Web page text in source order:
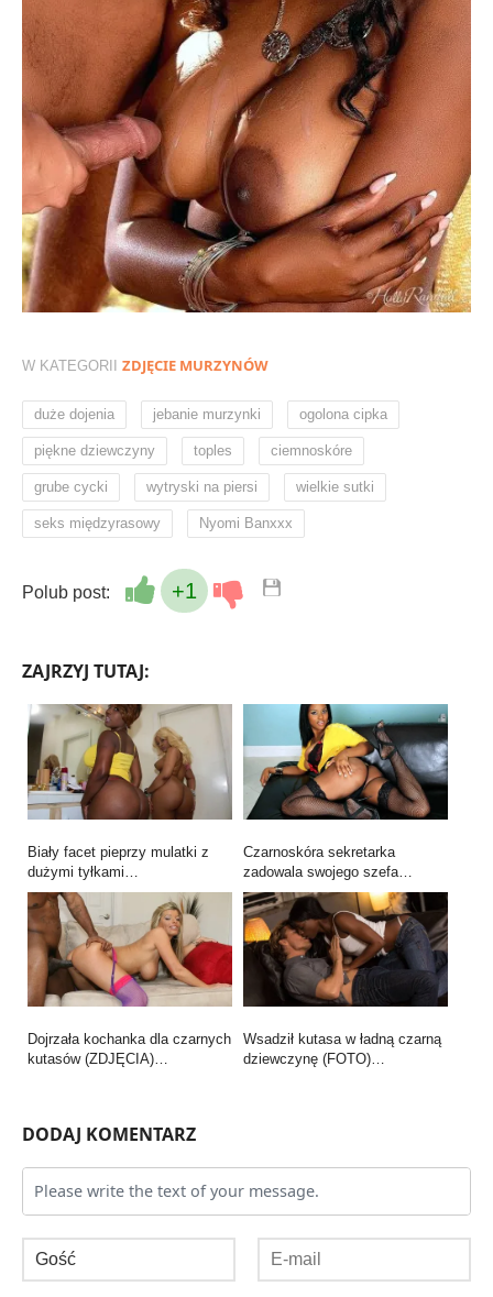
W KATEGORII ZDJĘCIE MURZYNÓW
duże dojenia jebanie murzynki ogolona cipka
piękne dziewczyny toples ciemnoskóre
grube cycki wytryski na piersi wielkie sutki
seks międzyrasowy Nyomi Banxxx
Polub post: +1
ZAJRZYJ TUTAJ:
Biały facet pieprzy mulatki z
dużymi tyłkami…
Czarnoskóra sekretarka
zadowala swojego szefa…
Dojrzała kochanka dla czarnych
kutasów (ZDJĘCIA)…
Wsadził kutasa w ładną czarną
dziewczynę (FOTO)…
DODAJ KOMENTARZ